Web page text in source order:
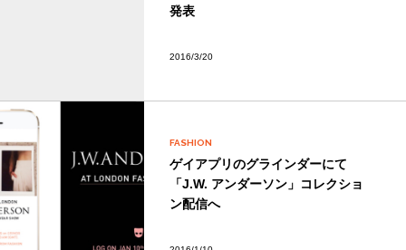
発表
2016/3/20
FASHION
ゲイアプリのグラインダーにて
「J.W. アンダーソン」コレクショ
ン配信へ